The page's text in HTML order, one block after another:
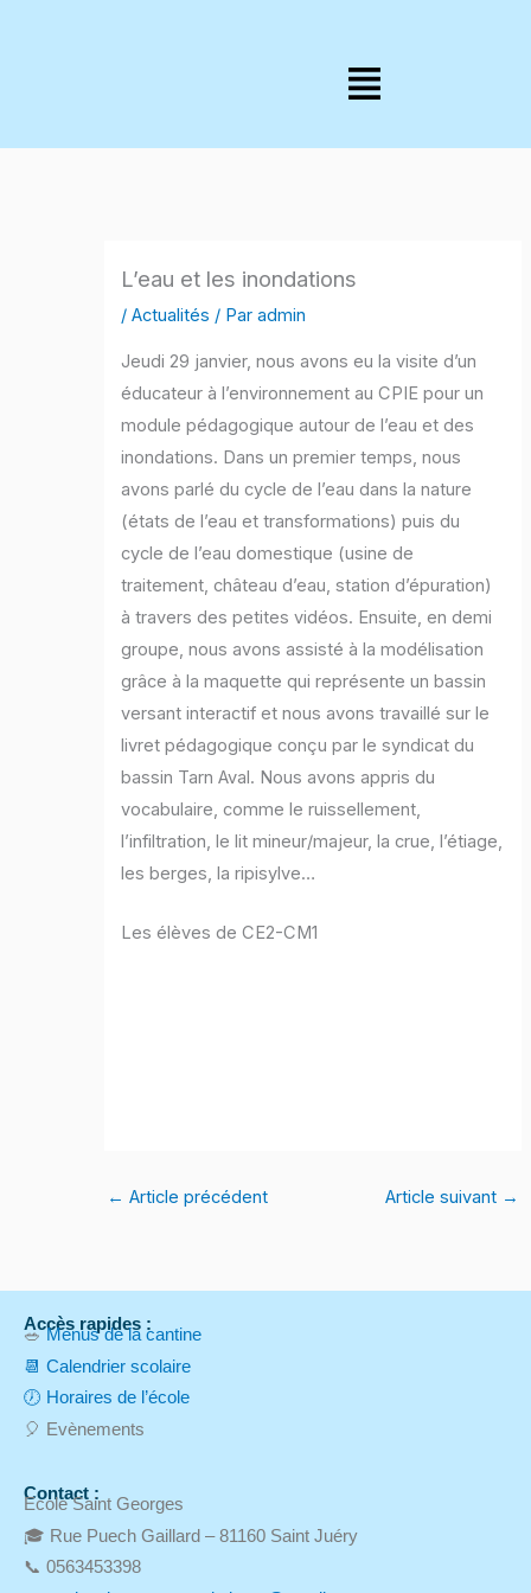
Menu
L’eau et les inondations
/Actualités / Paradmin
Jeudi 29 janvier, nous avons eu la visite d’un
éducateur à l’environnement au CPIE pour un
module pédagogique autour de l’eau et des
inondations. Dans un premier temps, nous
avons parlé du cycle de l’eau dans la nature
(états de l’eau et transformations) puis du
cycle de l’eau domestique (usine de
traitement, château d’eau, station d’épuration)
à travers des petites vidéos. Ensuite, en demi
groupe, nous avons assisté à la modélisation
grâce à la maquette qui représente un bassin
versant interactif et nous avons travaillé sur le
livret pédagogique conçu par le syndicat du
bassin Tarn Aval. Nous avons appris du
vocabulaire, comme le ruissellement,
l’infiltration, le lit mineur/majeur, la crue, l’étiage,
les berges, la ripisylve…
Les élèves de CE2-CM1
← Article précédent Article suivant →
Accès rapides :
🥗Menus de la cantine
📆 Calendrier scolaire
🕖 Horaires de l’école
🎈 Evènements
Contact :
Ecole Saint Georges
🎓 Rue Puech Gaillard – 81160 Saint Juéry
📞 0563453398